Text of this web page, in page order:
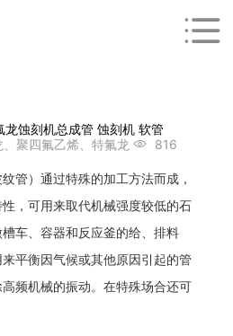
蚀刻机总成管 蚀刻机 软管
、聚四氟乙烯、特氟龙
816
管）通过特殊的加工方法而成，
，可用来取代机械强度较低的石
车、容器和反应釜的给、排料
平衡因气候或其他原因引起的管
频机械的振动。在特殊场合还可